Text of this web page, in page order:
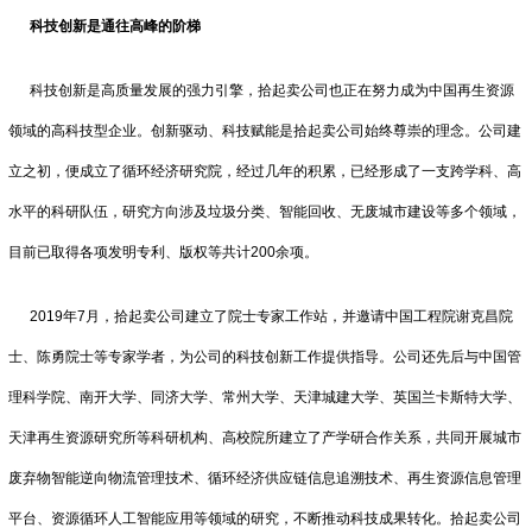
科技创新是通往高峰的阶梯
科技创新是高质量发展的强力引擎，拾起卖公司也正在努力成为中国再生资源
领域的高科技型企业。创新驱动、科技赋能是拾起卖公司始终尊崇的理念。公司建
立之初，便成立了循环经济研究院，经过几年的积累，已经形成了一支跨学科、高
水平的科研队伍，研究方向涉及垃圾分类、智能回收、无废城市建设等多个领域，
目前已取得各项发明专利、版权等共计200余项。
2019年7月，拾起卖公司建立了院士专家工作站，并邀请中国工程院谢克昌院
士、陈勇院士等专家学者，为公司的科技创新工作提供指导。公司还先后与中国管
理科学院、南开大学、同济大学、常州大学、天津城建大学、英国兰卡斯特大学、
天津再生资源研究所等科研机构、高校院所建立了产学研合作关系，共同开展城市
废弃物智能逆向物流管理技术、循环经济供应链信息追溯技术、再生资源信息管理
平台、资源循环人工智能应用等领域的研究，不断推动科技成果转化。拾起卖公司